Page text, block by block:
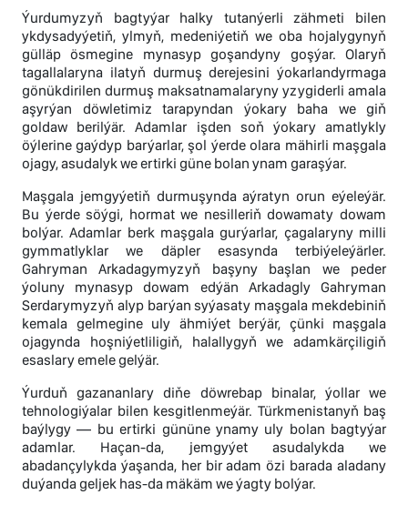
Ýurdumyzyň bagtyýar halky tutanýerli zähmeti bilen
ykdysadyýetiň, ylmyň, medeniýetiň we oba hojalygynyň
gülläp ösmegine mynasyp goşandyny goşýar. Olaryň
tagallalaryna ilatyň durmuş derejesini ýokarlandyrmaga
gönükdirilen durmuş maksatnamalaryny yzygiderli amala
aşyrýan döwletimiz tarapyndan ýokary baha we giň
goldaw berilýär. Adamlar işden soň ýokary amatlykly
öýlerine gaýdyp barýarlar, şol ýerde olara mähirli maşgala
ojagy, asudalyk we ertirki güne bolan ynam garaşýar.
Maşgala jemgyýetiň durmuşynda aýratyn orun eýeleýär.
Bu ýerde söýgi, hormat we nesilleriň dowamaty dowam
bolýar. Adamlar berk maşgala gurýarlar, çagalaryny milli
gymmatlyklar we däpler esasynda terbiýeleýärler.
Gahryman Arkadagymyzyň başyny başlan we peder
ýoluny mynasyp dowam edýän Arkadagly Gahryman
Serdarymyzyň alyp barýan syýasaty maşgala mekdebiniň
kemala gelmegine uly ähmiýet berýär, çünki maşgala
ojagynda hoşniýetliligiň, halallygyň we adamkärçiligiň
esaslary emele gelýär.
Ýurduň gazananlary diňe döwrebap binalar, ýollar we
tehnologiýalar bilen kesgitlenmeýär. Türkmenistanyň baş
baýlygy — bu ertirki gününe ynamy uly bolan bagtyýar
adamlar. Haçan-da, jemgyýet asudalykda we
abadançylykda ýaşanda, her bir adam özi barada aladany
duýanda geljek has-da mäkäm we ýagty bolýar.